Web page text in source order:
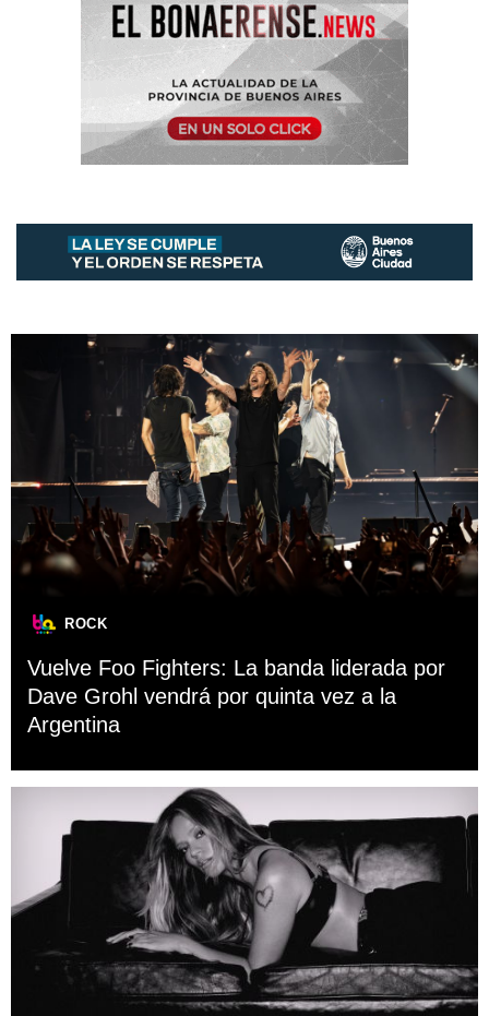
ROCK
Vuelve Foo Fighters: La banda liderada por
Dave Grohl vendrá por quinta vez a la
Argentina